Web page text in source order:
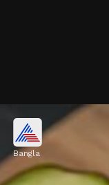
পেঁপেতে ফাইবার,
ভরপুর থাকে।
Bangla